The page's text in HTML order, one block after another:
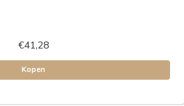
€41,28
Kopen